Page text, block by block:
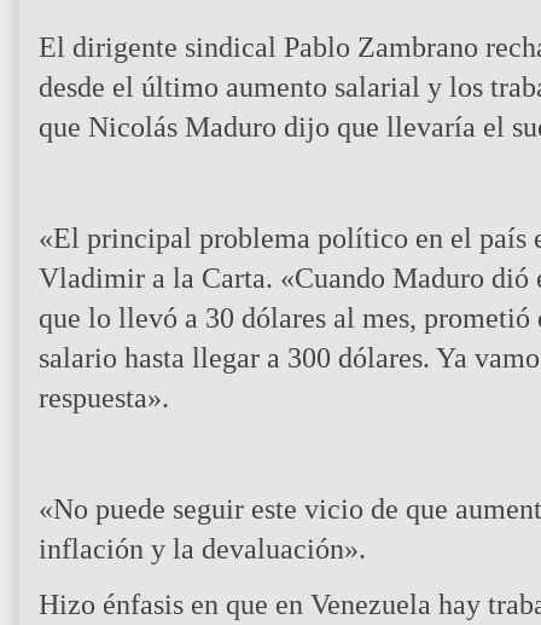
El dirigente sindical Pablo Zambrano
desde el último aumento salarial y los
que Nicolás Maduro dijo que llevaría el
«El principal problema político en el país
Vladimir a la Carta. «Cuando Maduro dió
que lo llevó a 30 dólares al mes,
salario hasta llegar a 300 dólares. Ya
respuesta».
«No puede seguir este vicio de que
inflación y la devaluación».
Hizo énfasis en que en Venezuela hay